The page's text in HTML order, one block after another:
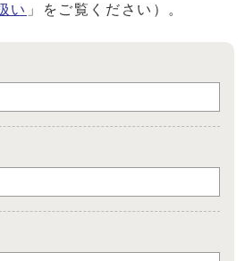
い 」をご覧ください）。